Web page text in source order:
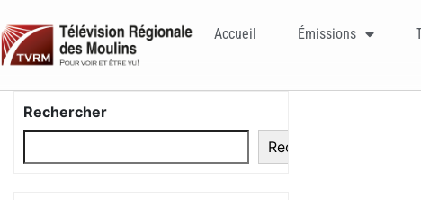
Accueil Émissions
Rechercher
Rechercher